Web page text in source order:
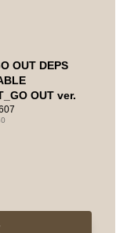
OUT DEPS
OUT ver.